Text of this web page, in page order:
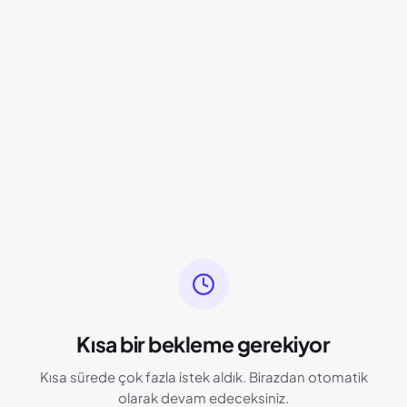
Kısa bir bekleme gerekiyor
Kısa sürede çok fazla istek aldık. Birazdan otomatik
olarak devam edeceksiniz.